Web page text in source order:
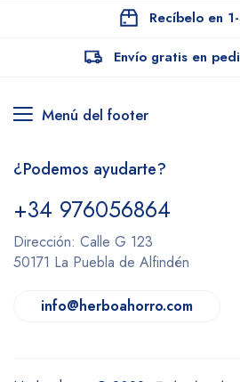
Recíbelo en
Envío gratis en
Menú del footer
¿Podemos ayudarte?
+34 976056864
Dirección: Calle G 123
50171 La Puebla de Alfindén
info@herboahorro.com